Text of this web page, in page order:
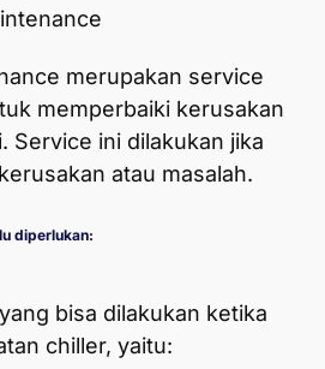
merupakan service
memperbaiki kerusakan
Service ini dilakukan jika
atau masalah.
diperlukan:
bisa dilakukan ketika
chiller, yaitu: